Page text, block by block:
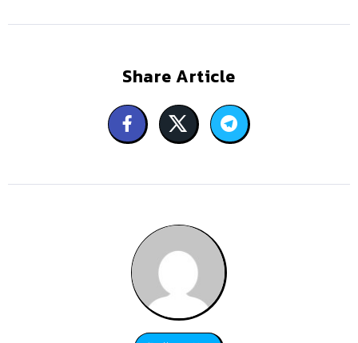
Share Article